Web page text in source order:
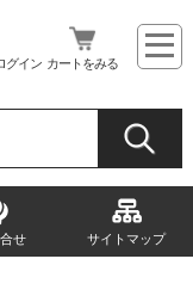
グイン カートをみる
せ サイトマップ